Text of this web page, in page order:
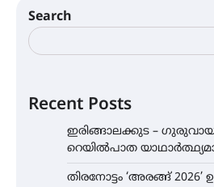
Search
Recent Posts
ഇരിങ്ങാലക്കുട –
റെയിൽപാത
തിരനോട്ടം ‘അരങ്ങ്